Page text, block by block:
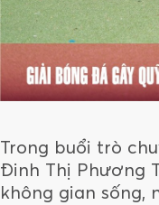
Trong buổi trò
Đinh Thị Phương
không gian sống,